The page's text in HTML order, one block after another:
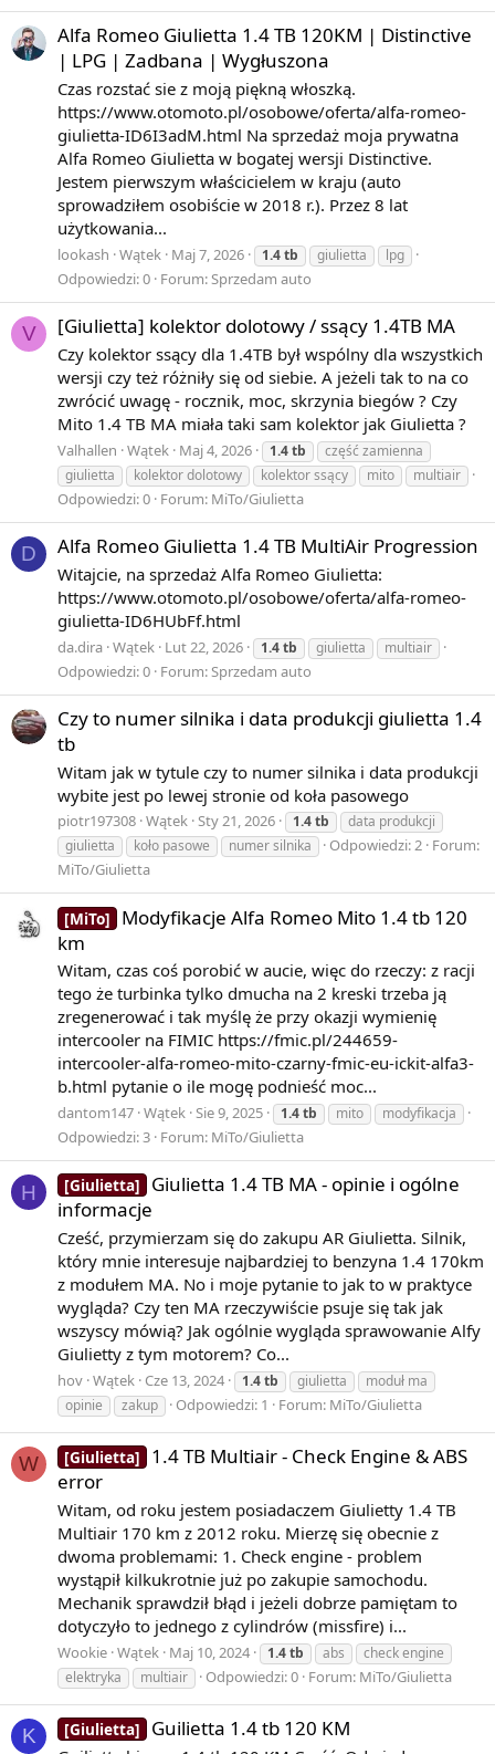
n
(
.
{\displaystyle \sum _{n=1}^{m}n(-1)^{n-1}.}
Szereg ten jest rozbieżny, tzn. nie istnieje granica ciągu
jego sum częściowych, tj. nie istnieje granica ciągu
−
4
{\displaystyle 1-2+3-4+\ldots }
Mimo to, w połowie XVIII wieku Leonhard Euler napisał
równanie, które sam nazwał paradoksalnym:
−
4
.
{\displaystyle 1-2+3-4+\ldots ={\frac {1}{4}}.}
Ścisłe objaśnienie tego równania pojawiło się jednak
znacznie później. Dopiero po 1890 roku Ernesto Cesàro,
Émile Borel i inni badali ściśle określone metody
przypisywania uogólnionych sum szeregom rozbieżnym
– w tym obejmujące nowe interpretacje prób Eulera.
Mimo wszystko wiele tych metod łatwo przypisuje
szeregowi
Alfa Romeo Giulietta 1.4 TB 120KM | Distinctive
| LPG | Zadbana | Wygłuszona
Czas rozstać sie z moją piękną włoszką.
https://www.otomoto.pl/osobowe/oferta/alfa-romeo-
giulietta-ID6I3adM.html Na sprzedaż moja prywatna
Alfa Romeo Giulietta w bogatej wersji Distinctive.
Jestem pierwszym właścicielem w kraju (auto
sprowadziłem osobiście w 2018 r.). Przez 8 lat
użytkowania...
lookash Wątek Maj 7, 2026 1.4tb giulietta lpg
Odpowiedzi: 0 Forum:Sprzedam auto
V [Giulietta] kolektor dolotowy / ssący 1.4TB MA
Czy kolektor ssący dla 1.4TB był wspólny dla wszystkich
wersji czy też różniły się od siebie. A jeżeli tak to na co
zwrócić uwagę - rocznik, moc, skrzynia biegów ? Czy
Mito 1.4 TB MA miała taki sam kolektor jak Giulietta ?
Valhallen Wątek Maj 4, 2026 1.4tb
część zamienna
giulietta
kolektor dolotowy kolektor ssący mito multiair
Odpowiedzi: 0 Forum: MiTo/Giulietta
D Alfa Romeo Giulietta 1.4 TB MultiAir Progression
Witajcie, na sprzedaż Alfa Romeo Giulietta:
https://www.otomoto.pl/osobowe/oferta/alfa-romeo-
giulietta-ID6HUbFf.html
da.dira Wątek Lut 22, 2026 1.4tb giulietta multiair
Odpowiedzi: 0 Forum: Sprzedam auto
Czy to numer silnika i data produkcji giulietta 1.4
tb
Witam jak w tytule czy to numer silnika i data produkcji
wybite jest po lewej stronie od koła pasowego
piotr197308 Wątek Sty 21, 2026 1.4tb
data produkcji
giulietta
koło pasowe numer silnika Odpowiedzi: 2 Forum:
MiTo/Giulietta
[MiTo]
Modyfikacje Alfa Romeo Mito 1.4 tb 120
km
Witam, czas coś porobić w aucie, więc do rzeczy: z racji
tego że turbinka tylko dmucha na 2 kreski trzeba ją
zregenerować i tak myślę że przy okazji wymienię
intercooler na FIMIC https://fmic.pl/244659-
intercooler-alfa-romeo-mito-czarny-fmic-eu-ickit-alfa3-
b.html pytanie o ile mogę podnieść moc...
dantom147 Wątek Sie 9, 2025 1.4tb mito modyfikacja
Odpowiedzi: 3 Forum: MiTo/Giulietta
H [Giulietta]
Giulietta 1.4 TB MA - opinie i ogólne
informacje
Cześć, przymierzam się do zakupu AR Giulietta. Silnik,
który mnie interesuje najbardziej to benzyna 1.4 170km
z modułem MA. No i moje pytanie to jak to w praktyce
wygląda? Czy ten MA rzeczywiście psuje się tak jak
wszyscy mówią? Jak ogólnie wygląda sprawowanie Alfy
Giulietty z tym motorem? Co...
hov Wątek Cze 13, 2024 1.4tb giulietta
moduł ma
opinie
zakup Odpowiedzi: 1 Forum: MiTo/Giulietta
W [Giulietta]
1.4 TB Multiair - Check Engine & ABS
error
Witam, od roku jestem posiadaczem Giulietty 1.4 TB
Multiair 170 km z 2012 roku. Mierzę się obecnie z
dwoma problemami: 1. Check engine - problem
wystąpił kilkukrotnie już po zakupie samochodu.
Mechanik sprawdził błąd i jeżeli dobrze pamiętam to
dotyczyło to jednego z cylindrów (missfire) i...
Wookie Wątek Maj 10, 2024 1.4tb abs
check engine
elektryka
multiair Odpowiedzi: 0 Forum: MiTo/Giulietta
K [Giulietta] Guilietta 1.4 tb 120 KM